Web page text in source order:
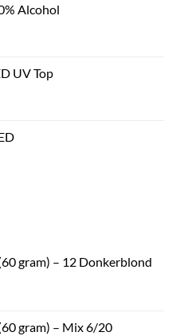
Alcohol
UV Top
gram) – 12 Donkerblond
gram) – Mix 6/20